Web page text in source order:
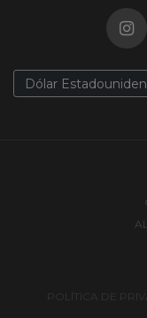
POLÍTICA DE